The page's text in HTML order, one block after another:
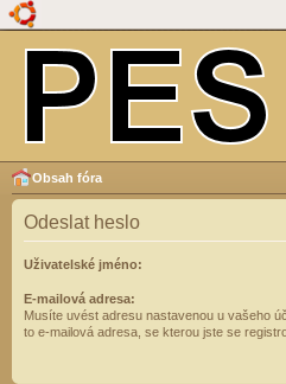
Obsah fóra
Odeslat heslo
Uživatelské jméno:
E-mailová adresa:
Musíte uvést adresu nastavenou u vašeho
to e-mailová adresa, se kterou jste se